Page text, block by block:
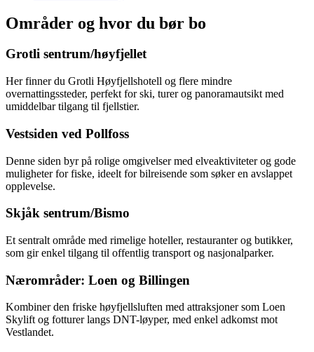
Områder og hvor du bør bo
Grotli sentrum/høyfjellet
Her finner du Grotli Høyfjellshotell og flere mindre
overnattingssteder, perfekt for ski, turer og panoramautsikt med
umiddelbar tilgang til fjellstier.
Vestsiden ved Pollfoss
Denne siden byr på rolige omgivelser med elveaktiviteter og gode
muligheter for fiske, ideelt for bilreisende som søker en avslappet
opplevelse.
Skjåk sentrum/Bismo
Et sentralt område med rimelige hoteller, restauranter og butikker,
som gir enkel tilgang til offentlig transport og nasjonalparker.
Nærområder: Loen og Billingen
Kombiner den friske høyfjellsluften med attraksjoner som Loen
Skylift og fotturer langs DNT-løyper, med enkel adkomst mot
Vestlandet.